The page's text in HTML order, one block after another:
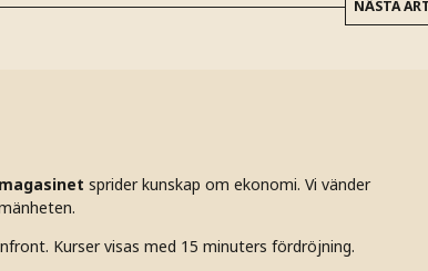
NÄSTA
sprider kunskap om ekonomi. Vi vänder
Kurser visas med 15 minuters fördröjning.